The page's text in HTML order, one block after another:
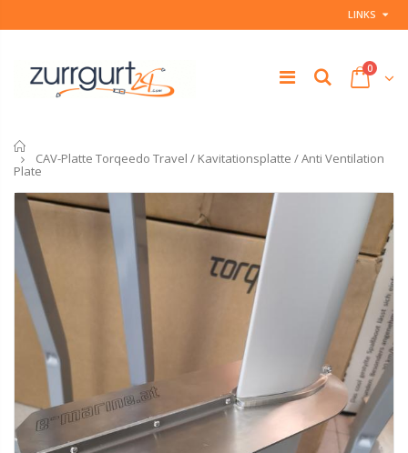
LINKS
0
CAV-Platte Torqeedo Travel / Kavitationsplatte / Anti Ventilation
Plate